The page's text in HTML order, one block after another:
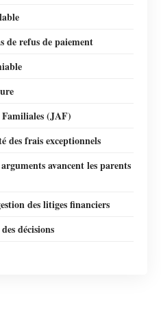
de refus de paiement
(JAF)
des frais exceptionnels
avancent les parents
des litiges financiers
décisions